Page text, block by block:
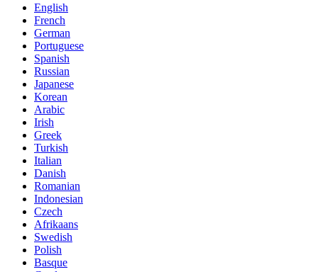
English
French
German
Portuguese
Spanish
Russian
Japanese
Korean
Arabic
Irish
Greek
Turkish
Italian
Danish
Romanian
Indonesian
Czech
Afrikaans
Swedish
Polish
Basque